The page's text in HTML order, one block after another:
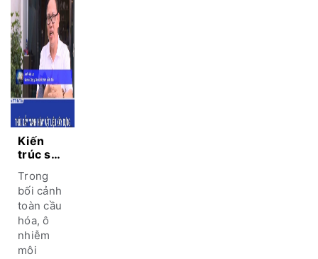
Kiến
trúc sư
tương
lai
ngành
xây
dựng
kiến
Trong
bối cảnh
toàn cầu
hóa, ô
nhiễm
môi